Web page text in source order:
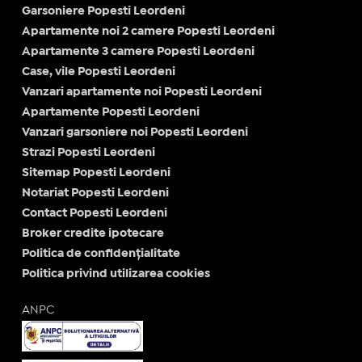
Garsoniere Popesti Leordeni
Apartamente noi 2 camere Popesti Leordeni
Apartamente 3 camere Popesti Leordeni
Case, vile Popesti Leordeni
Vanzari apartamente noi Popesti Leordeni
Apartamente Popesti Leordeni
Vanzari garsoniere noi Popesti Leordeni
Strazi Popesti Leordeni
Sitemap Popesti Leordeni
Notariat Popesti Leordeni
Contact Popesti Leordeni
Broker credite ipotecare
Politica de confidențialitate
Politica privind utilizarea cookies
ANPC